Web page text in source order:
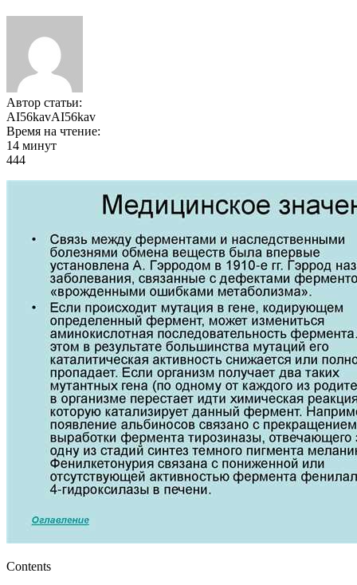
Автор статьи:
AI56kavAI56kav
Время на чтение:
14 минут
444
Contents